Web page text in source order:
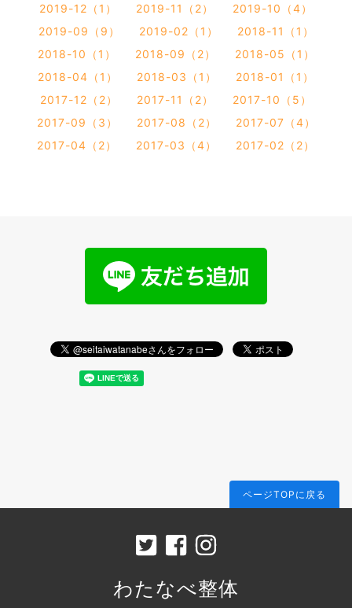
2019-12（1）
2019-11（2）
2019-10（4）
2019-09（9）
2019-02（1）
2018-11（1）
2018-10（1）
2018-09（2）
2018-05（1）
2018-04（1）
2018-03（1）
2018-01（1）
2017-12（2）
2017-11（2）
2017-10（5）
2017-09（3）
2017-08（2）
2017-07（4）
2017-04（2）
2017-03（4） 2017-02（2）
ページTOPに戻る
わたなべ整体